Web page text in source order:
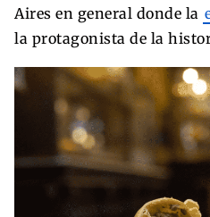
Aires en general donde la
la protagonista de la